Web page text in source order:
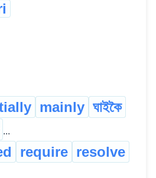
mainly ঘাইকৈ
...
require resolve